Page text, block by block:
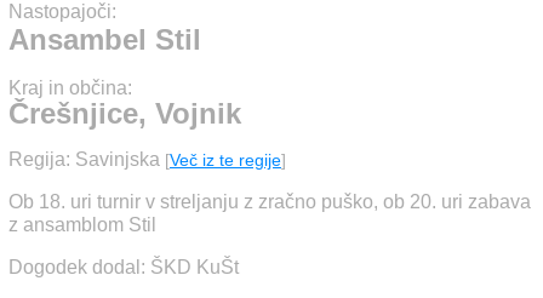
Nastopajoči:
Ansambel Stil
Kraj in občina:
Črešnjice, Vojnik
Regija: Savinjska [Več iz te regije]
Ob 18. uri turnir v streljanju z zračno puško, ob 20. uri zabava
z ansamblom Stil
Dogodek dodal: ŠKD KuŠt